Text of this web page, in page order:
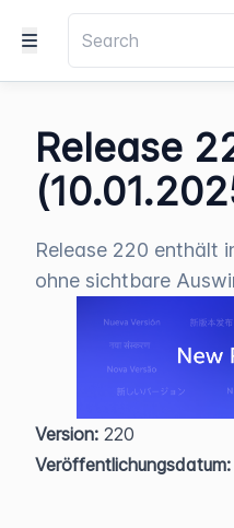
Release
Release 220 enthält
ohne sichtbare
Version: 220
Veröffentlichungsdatum: